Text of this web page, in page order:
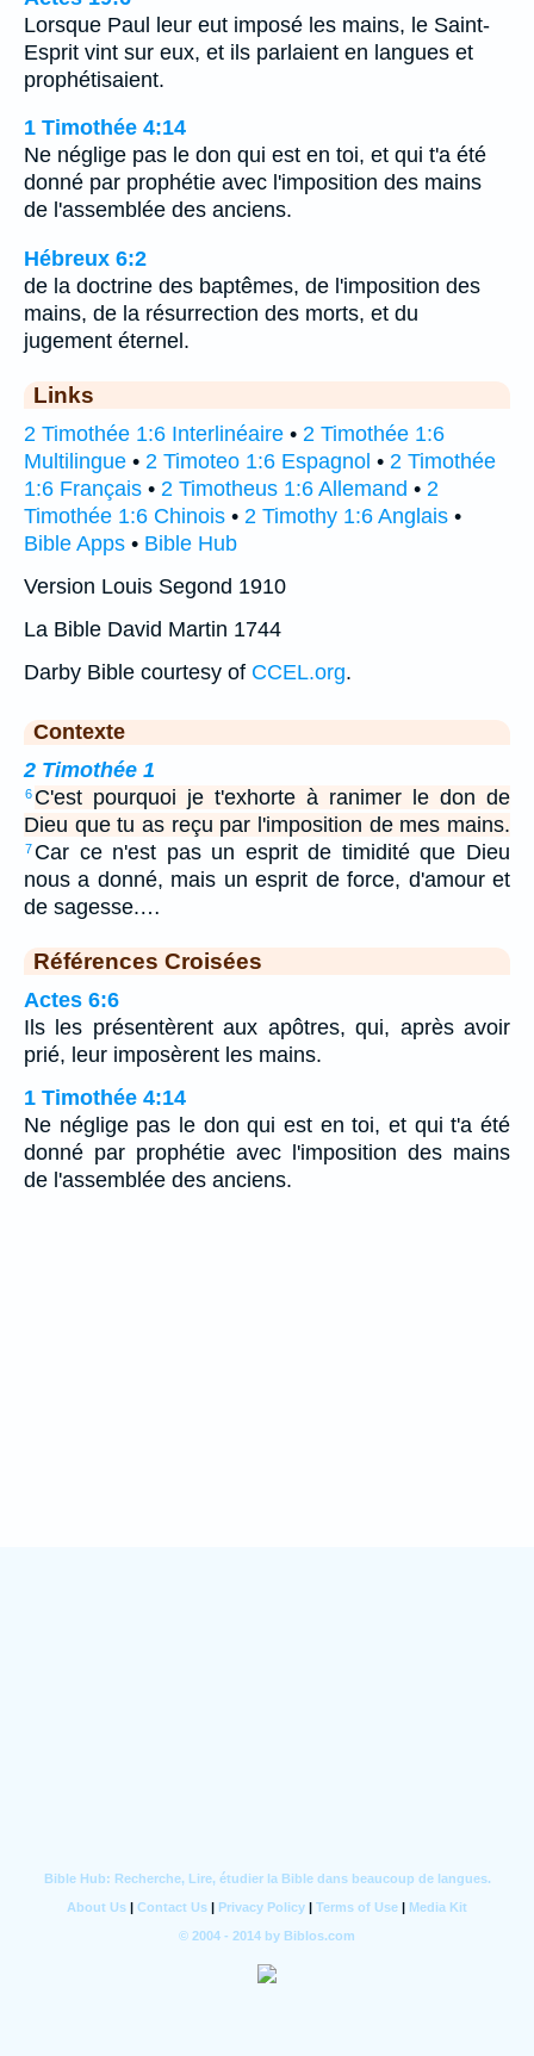
Lorsque Paul leur eut imposé les mains, le Saint-
Esprit vint sur eux, et ils parlaient en langues et
prophétisaient.
1 Timothée 4:14
Ne néglige pas le don qui est en toi, et qui t'a été
donné par prophétie avec l'imposition des mains
de l'assemblée des anciens.
Hébreux 6:2
de la doctrine des baptêmes, de l'imposition des
mains, de la résurrection des morts, et du
jugement éternel.
Links
2 Timothée 1:6 Interlinéaire • 2 Timothée 1:6
Multilingue • 2 Timoteo 1:6 Espagnol • 2 Timothée
1:6 Français • 2 Timotheus 1:6 Allemand • 2
Timothée 1:6 Chinois • 2 Timothy 1:6 Anglais •
Bible Apps • Bible Hub
Version Louis Segond 1910
La Bible David Martin 1744
Darby Bible courtesy of CCEL.org.
Contexte
2 Timothée 1
6 C'est pourquoi je t'exhorte à ranimer le don de
Dieu que tu as reçu par l'imposition de mes mains.
7 Car ce n'est pas un esprit de timidité que Dieu
nous a donné, mais un esprit de force, d'amour et
de sagesse.…
Références Croisées
Actes 6:6
Ils les présentèrent aux apôtres, qui, après avoir
prié, leur imposèrent les mains.
1 Timothée 4:14
Ne néglige pas le don qui est en toi, et qui t'a été
donné par prophétie avec l'imposition des mains
de l'assemblée des anciens.